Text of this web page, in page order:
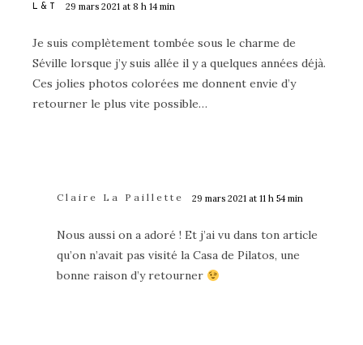
L&T 29 mars 2021 at 8 h 14 min
Je suis complètement tombée sous le charme de
Séville lorsque j’y suis allée il y a quelques années déjà.
Ces jolies photos colorées me donnent envie d’y
retourner le plus vite possible…
Claire La Paillette 29 mars 2021 at 11 h 54 min
Nous aussi on a adoré ! Et j’ai vu dans ton article
qu’on n’avait pas visité la Casa de Pilatos, une
bonne raison d’y retourner